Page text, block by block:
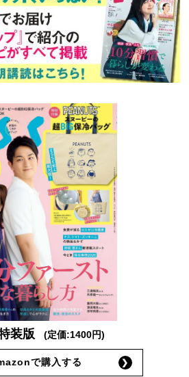
装版 (定価:1400円)
で購入する